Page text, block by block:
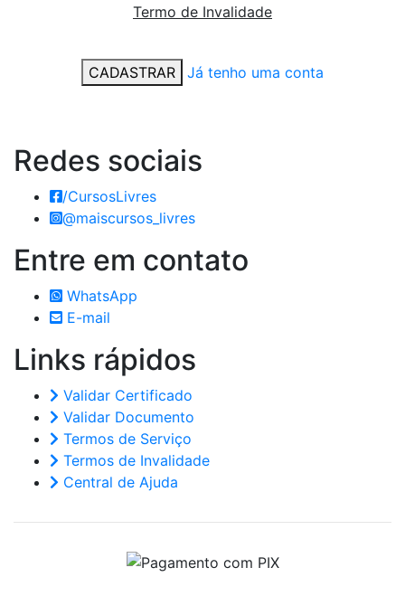
Termo de Invalidade
CADASTRAR Já tenho uma conta
Redes sociais
/CursosLivres
@maiscursos_livres
Entre em contato
WhatsApp
E-mail
Links rápidos
Validar Certificado
Validar Documento
Termos de Serviço
Termos de Invalidade
Central de Ajuda